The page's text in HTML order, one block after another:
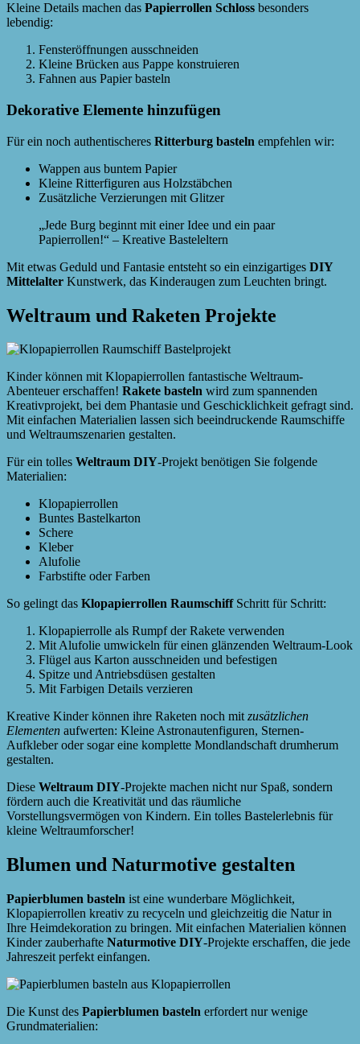
Kleine Details machen das Papierrollen Schloss besonders
lebendig:
Fensteröffnungen ausschneiden
Kleine Brücken aus Pappe konstruieren
Fahnen aus Papier basteln
Dekorative Elemente hinzufügen
Für ein noch authentischeres Ritterburg basteln empfehlen wir:
Wappen aus buntem Papier
Kleine Ritterfiguren aus Holzstäbchen
Zusätzliche Verzierungen mit Glitzer
„Jede Burg beginnt mit einer Idee und ein paar
Papierrollen!“ – Kreative Basteleltern
Mit etwas Geduld und Fantasie entsteht so ein einzigartiges DIY
Mittelalter Kunstwerk, das Kinderaugen zum Leuchten bringt.
Weltraum und Raketen Projekte
Kinder können mit Klopapierrollen fantastische Weltraum-
Abenteuer erschaffen! Rakete basteln wird zum spannenden
Kreativprojekt, bei dem Phantasie und Geschicklichkeit gefragt sind.
Mit einfachen Materialien lassen sich beeindruckende Raumschiffe
und Weltraumszenarien gestalten.
Für ein tolles Weltraum DIY-Projekt benötigen Sie folgende
Materialien:
Klopapierrollen
Buntes Bastelkarton
Schere
Kleber
Alufolie
Farbstifte oder Farben
So gelingt das Klopapierrollen RaumschiffSchritt für Schritt:
Klopapierrolle als Rumpf der Rakete verwenden
Mit Alufolie umwickeln für einen glänzenden Weltraum-Look
Flügel aus Karton ausschneiden und befestigen
Spitze und Antriebsdüsen gestalten
Mit Farbigen Details verzieren
Kreative Kinder können ihre Raketen noch mitzusätzlichen
Elementen aufwerten: Kleine Astronautenfiguren, Sternen-
Aufkleber oder sogar eine komplette Mondlandschaft drumherum
gestalten.
Diese Weltraum DIY-Projekte machen nicht nur Spaß, sondern
fördern auch die Kreativität und das räumliche
Vorstellungsvermögen von Kindern. Ein tolles Bastelerlebnis für
kleine Weltraumforscher!
Blumen und Naturmotive gestalten
Papierblumen basteln ist eine wunderbare Möglichkeit,
Klopapierrollen kreativ zu recyceln und gleichzeitig die Natur in
Ihre Heimdekoration zu bringen. Mit einfachen Materialien können
Kinder zauberhafte Naturmotive DIY-Projekte erschaffen, die jede
Jahreszeit perfekt einfangen.
Die Kunst des Papierblumen basteln erfordert nur wenige
Grundmaterialien: